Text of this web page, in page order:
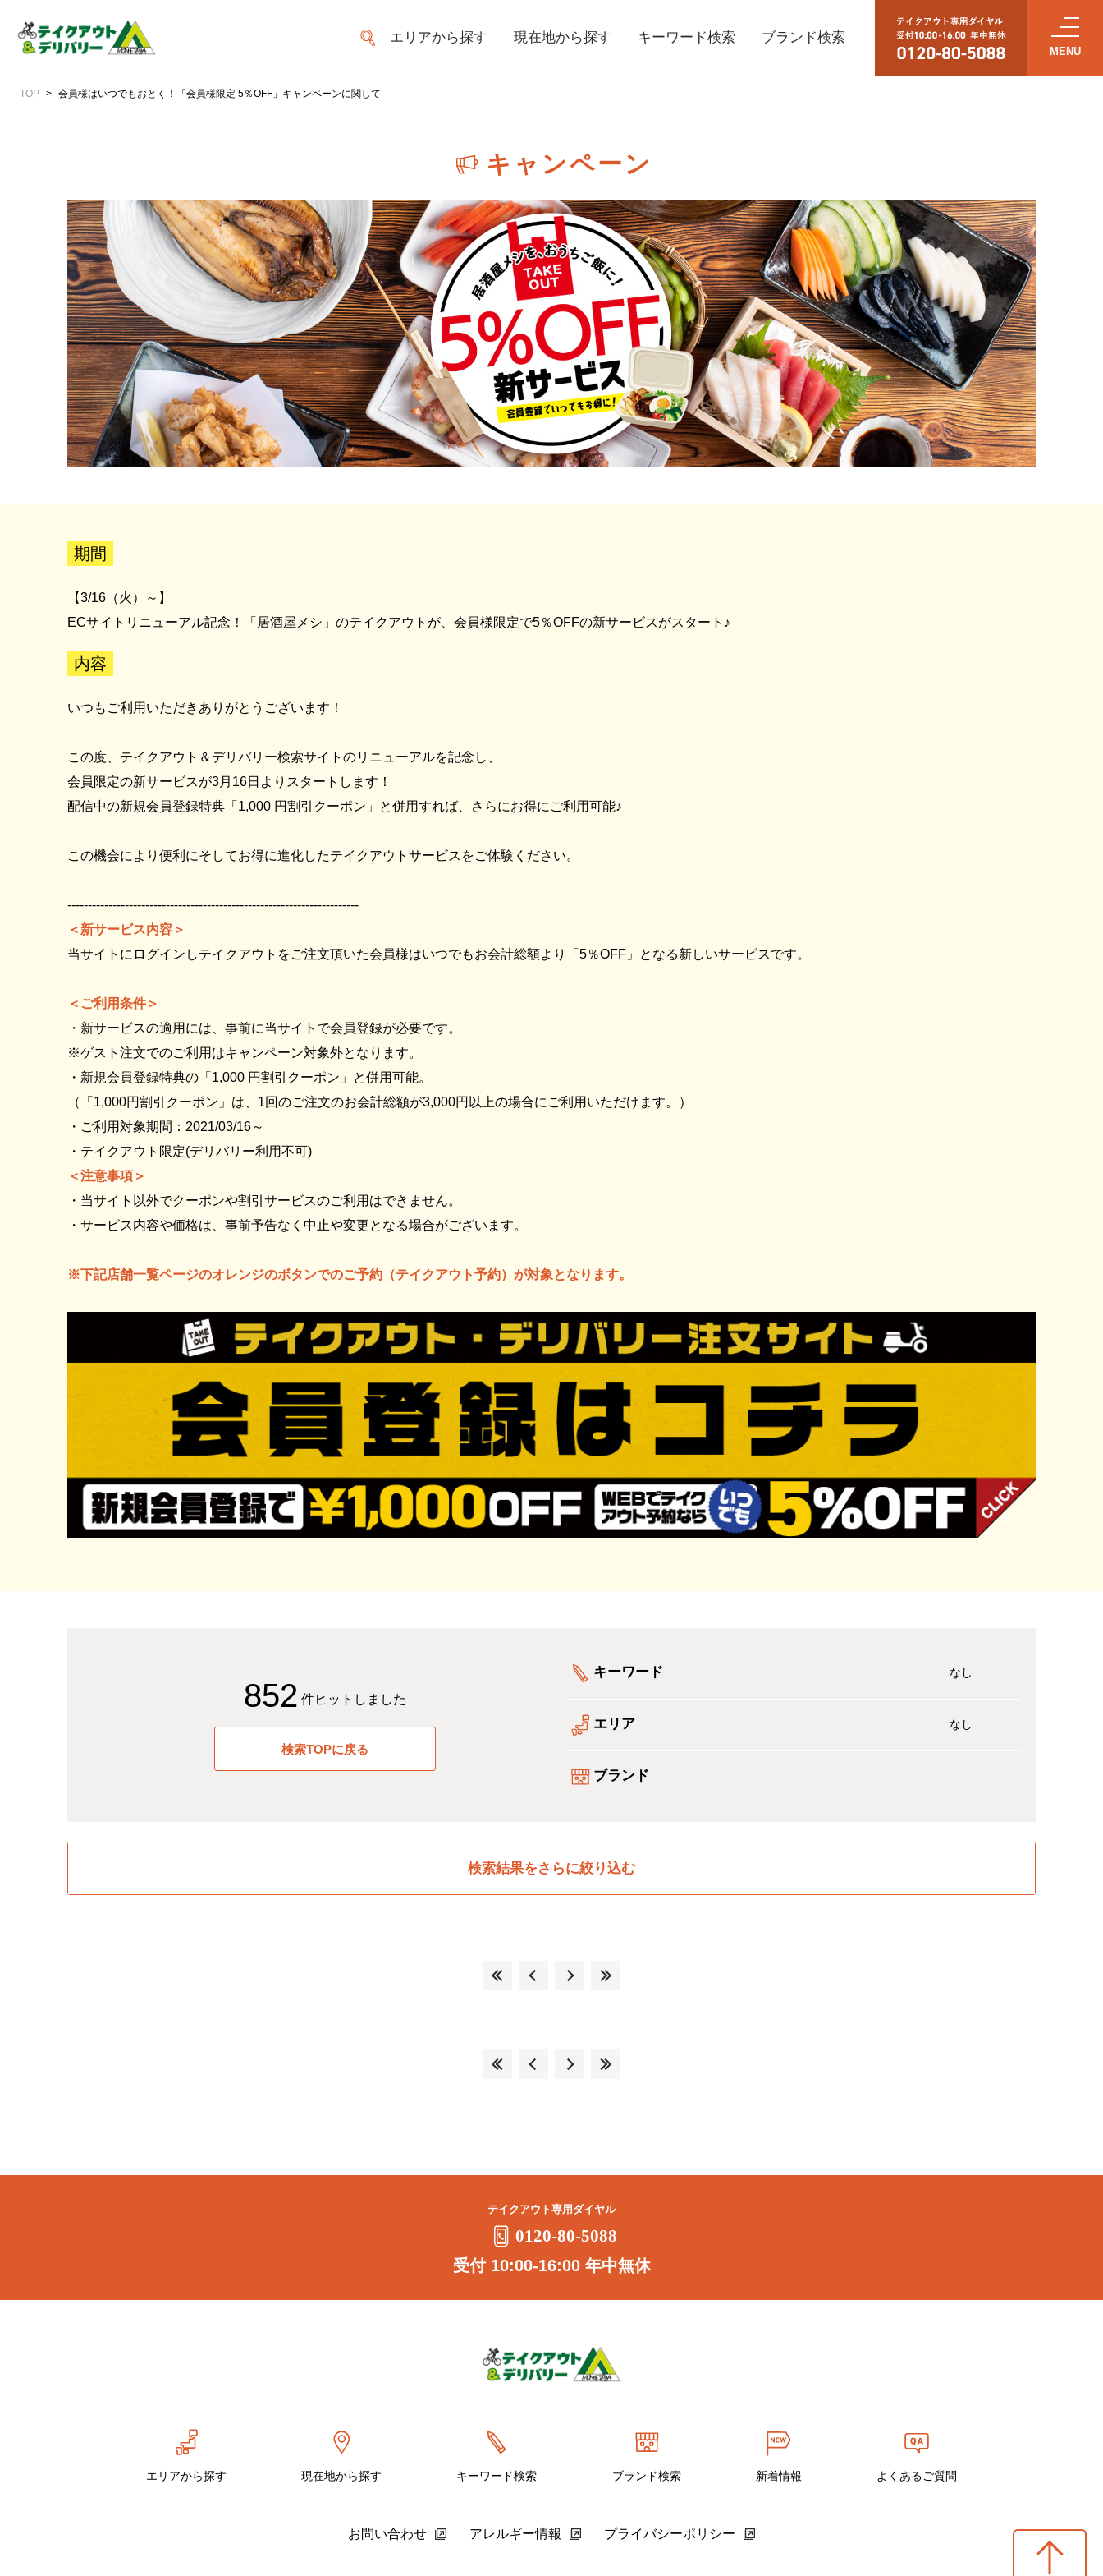
エリアから探す 現在地から探す キーワード検索 ブランド検索
TOP 会員様はいつでもおとく！「会員様限定 5％OFF」キャンペーンに関して
キャンペーン
期間
【3/16（火）～】
ECサイトリニューアル記念！「居酒屋メシ」のテイクアウトが、会員様限定で5％OFFの新サービスがスタート♪
内容
いつもご利用いただきありがとうございます！
この度、テイクアウト＆デリバリー検索サイトのリニューアルを記念し、
会員限定の新サービスが3月16日よりスタートします！
配信中の新規会員登録特典「1,000 円割引クーポン」と併用すれば、さらにお得にご利用可能♪
この機会により便利にそしてお得に進化したテイクアウトサービスをご体験ください。
-----------------------------------------------------------------------
＜新サービス内容＞
当サイトにログインしテイクアウトをご注文頂いた会員様はいつでもお会計総額より「5％OFF」となる新しいサービスです。
＜ご利用条件＞
・新サービスの適用には、事前に当サイトで会員登録が必要です。
※ゲスト注文でのご利用はキャンペーン対象外となります。
・新規会員登録特典の「1,000 円割引クーポン」と併用可能。
（「1,000円割引クーポン」は、1回のご注文のお会計総額が3,000円以上の場合にご利用いただけます。）
・ご利用対象期間：2021/03/16～
・テイクアウト限定(デリバリー利用不可)
＜注意事項＞
・当サイト以外でクーポンや割引サービスのご利用はできません。
・サービス内容や価格は、事前予告なく中止や変更となる場合がございます。
※下記店舗一覧ページのオレンジのボタンでのご予約（テイクアウト予約）が対象となります。
852 件ヒットしました
検索TOPに戻る
キーワード なし
エリア なし
ブランド
検索結果をさらに絞り込む
テイクアウト専用ダイヤル
0120-80-5088
受付 10:00-16:00 年中無休
エリアから探す 現在地から探す キーワード検索 ブランド検索 新着情報 よくあるご質問
お問い合わせ アレルギー情報 プライバシーポリシー